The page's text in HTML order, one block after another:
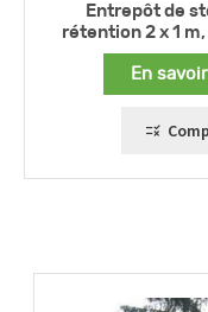
Entrepôt de
rétention 2 x 1
En